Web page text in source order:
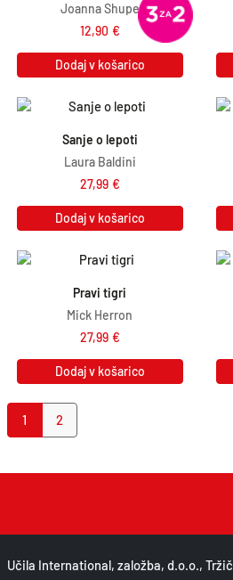
Joanna Shupe
12,90 €
Dodaj v košarico
Sanje o lepoti
Laura Baldini
27,99 €
Dodaj v košarico
Pravi tigri
Mick Herron
27,99 €
Dodaj v košarico
Page navigation
Current Page
1 Page
2
Učila International, založba, d.o.o., Tržič